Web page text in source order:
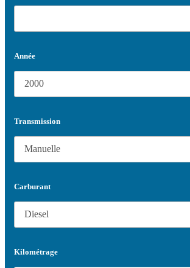
Année
Transmission
Carburant
Kilométrage